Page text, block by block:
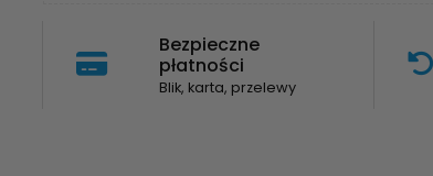
Bezpieczne
płatności
Blik, karta, przelewy